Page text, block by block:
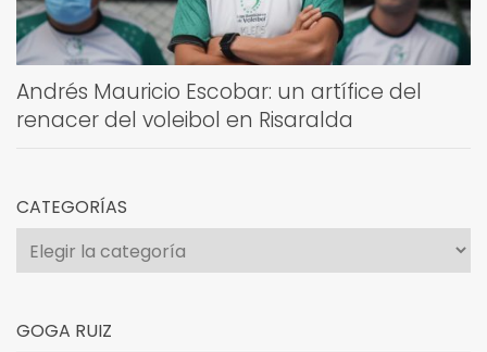
Andrés Mauricio Escobar: un artífice del
renacer del voleibol en Risaralda
CATEGORÍAS
Categorías
GOGA RUIZ